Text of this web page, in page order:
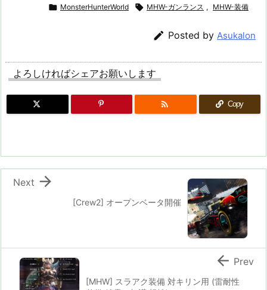
 MonsterHunterWorld  MHW-ガンランス , MHW-装備
 Posted by Asukalon
よろしければシェアお願いします
 Copy
[Crew2] オープンベータ開催

Next
[MHW] スラアク装備 対キリン用 (雷耐性
 Prev